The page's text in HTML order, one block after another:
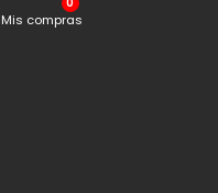
Mis compras